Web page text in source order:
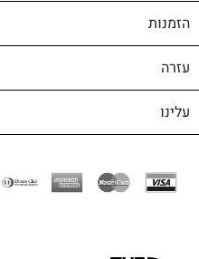
הזמנות
עזרה
עלינו